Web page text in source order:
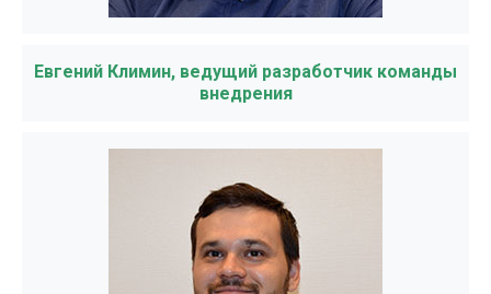
Евгений Климин, ведущий разработчик команды
внедрения